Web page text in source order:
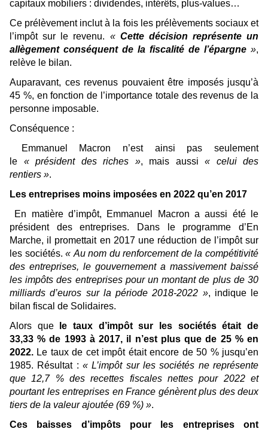
capitaux mobiliers : dividendes, intérêts, plus-values…
Ce prélèvement inclut à la fois les prélèvements sociaux et
l’impôt sur le revenu. « Cette décision représente un
allègement conséquent de la fiscalité de l’épargne »,
relève le bilan.
Auparavant, ces revenus pouvaient être imposés jusqu’à
45 %, en fonction de l’importance totale des revenus de la
personne imposable.
Conséquence :
Emmanuel Macron n’est ainsi pas seulement
le « président des riches », mais aussi « celui des
rentiers ».
Les entreprises moins imposées en 2022 qu’en 2017
En matière d’impôt, Emmanuel Macron a aussi été le
président des entreprises. Dans le programme d’En
Marche, il promettait en 2017 une réduction de l’impôt sur
les sociétés.« Au nom du renforcement de la compétitivité
des entreprises, le gouvernement a massivement baissé
les impôts des entreprises pour un montant de plus de 30
milliards d’euros sur la période 2018-2022 », indique le
bilan fiscal de Solidaires.
Alors que
le taux d’impôt sur les sociétés était de
33,33 % de 1993 à 2017, il n’est plus que de 25 % en
2022. Le taux de cet impôt était encore de 50 % jusqu’en
1985. Résultat : « L’impôt sur les sociétés ne représente
que 12,7 % des recettes fiscales nettes pour 2022 et
pourtant les entreprises en France génèrent plus des deux
tiers de la valeur ajoutée (69 %) ».
Ces baisses d’impôts pour les entreprises ont